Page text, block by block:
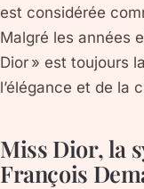
est considérée
Malgré les années
Dior » est toujours
l’élégance et de la
Miss Dior, la
François